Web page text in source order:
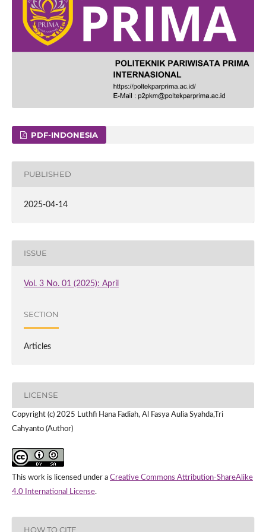
PDF-INDONESIA
PUBLISHED
2025-04-14
ISSUE
Vol. 3 No. 01 (2025): April
SECTION
Articles
LICENSE
Copyright (c) 2025 Luthfi Hana Fadiah, Al Fasya Aulia Syahda,Tri
Cahyanto (Author)
This work is licensed under a Creative Commons Attribution-ShareAlike
4.0 International License.
HOW TO CITE